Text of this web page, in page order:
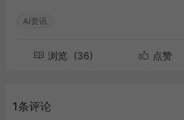
AI资讯
浏览 (36) 点赞
1条评论